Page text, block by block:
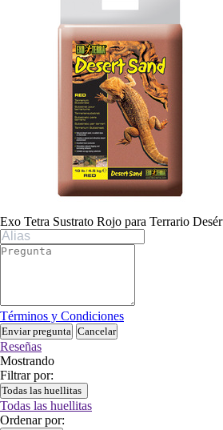
Exo Tetra Sustrato Rojo para Terrario
Términos y Condiciones
Enviar pregunta Cancelar
Reseñas
Mostrando
Filtrar por:
Todas las huellitas
Todas las huellitas
Ordenar por: